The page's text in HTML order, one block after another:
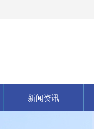
新闻资讯